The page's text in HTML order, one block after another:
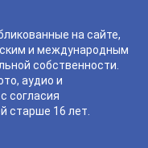
на сайте,
и международным
собственности.
аудио и
согласия
старше 16 лет.